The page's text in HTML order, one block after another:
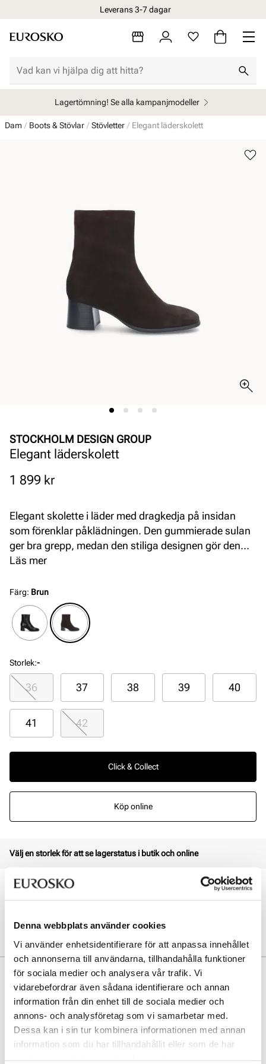
Denna webbplats använder cookies
Vi använder enhetsidentifierare för att anpassa innehållet
och annonserna till användarna, tillhandahålla funktioner
för sociala medier och analysera vår trafik. Vi
vidarebefordrar även sådana identifierare och annan
information från din enhet till de sociala medier och
annons- och analysföretag som vi samarbetar med.
Dessa kan i sin tur kombinera informationen med annan
information som du har tillhandahållit eller som de har
Leverans 3-7 dagar
Lagertömning! Se alla kampanjmodeller
Dam Boots & Stövlar Stövletter Elegant läderskolett
STOCKHOLM DESIGN GROUP
Elegant läderskolett
Pris
1 899 kr
Elegant skolette i läder med dragkedja på insidan
som förenklar påklädningen. Den gummierade sulan
ger bra grepp, medan den stiliga designen gör den
perfekt för både vardag och fest. En tidlös investering
Läs mer
Färg: Brun
Storlek:-
36 37 38 39 40
41 42
Click & Collect
Köp online
Välj en storlek för att se lagerstatus i butik och online
Click & Collect inom 30 minuter
Gratis retur i butik
Beskrivning
Elegant skolette i läder med dragkedja på insidan som förenklar
stiliga designen gör den perfekt för både vardag och fest. En tidlös
investering för varje garderob.